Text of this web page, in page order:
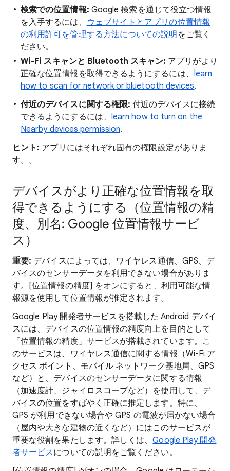
検索での位置情報: Google 検索を通じて役立つ情報
を入手するには、
ウェブサイトとアプリの位置情報
の利用許可を管理する方法についての説明 をご覧く
ださい。
Wi-Fi スキャンと Bluetooth スキャン: アプリがより
正確な位置情報を取得できるようにするには、 learn
how to scan for network or bluetooth devices.
付近のデバイスに関する権限: 付近のデバイスに接続
できるようにするには、 learn how to turn on the
Nearby devices permission.
ヒント: アプリにはそれぞれ固有の権限設定がありま
す。。
デバイスがより正確な位置情報を取
得できるようにする（位置情報の精
度、別名: Google 位置情報サービ
ス）
重要: デバイスによっては、ワイヤレス通信、GPS、デ
バイスのセンサーデータを利用できない場合がありま
す。[位置情報の精度] をオンにすると、利用可能な情
報源を使用して位置情報が推定されます。
Google Play 開発者サービスを搭載した Android デバイ
スには、デバイスの位置情報の精度向上を目的として
「位置情報の精度」サービスが搭載されています。こ
のサービスは、ワイヤレス通信に関する情報（Wi-Fi ア
クセス ポイント、モバイル ネットワーク基地局、GPS
など）と、デバイスのセンサーデータに関する情報
（加速度計、ジャイロスコープなど）を使用して、デ
バイスの位置をすばやく正確に推定します。特に、
GPS が利用できない場合や GPS の電波が届かない場合
（屋内や大きな建物の近くなど）にはこのサービスが
重要な役割を果たします。詳しくは、Google Play 開発
者サービスについての説明をご覧ください。